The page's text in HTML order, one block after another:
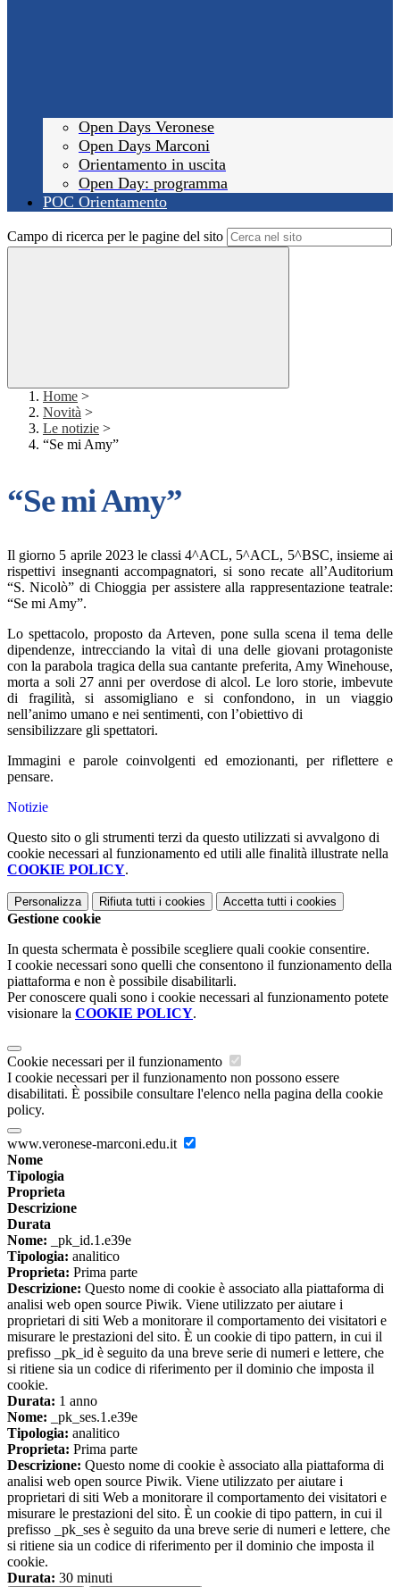
Open Days Veronese
Open Days Marconi
Orientamento in uscita
Open Day: programma
POC Orientamento
Campo di ricerca per le pagine del sito
Home >
Novità >
Le notizie >
“Se mi Amy”
“Se mi Amy”
Il giorno 5 aprile 2023 le classi 4^ACL, 5^ACL, 5^BSC, insieme ai
rispettivi insegnanti accompagnatori, si sono recate all’Auditorium
“S. Nicolò” di Chioggia per assistere alla rappresentazione teatrale:
“Se mi Amy”.
Lo spettacolo, proposto da Arteven, pone sulla scena il tema delle
dipendenze, intrecciando la vitaì di una delle giovani protagoniste
con la parabola tragica della sua cantante preferita, Amy Winehouse,
morta a soli 27 anni per overdose di alcol. Le loro storie, imbevute
di fragilità, si assomigliano e si confondono, in un viaggio
nell’animo umano e nei sentimenti, con l’obiettivo di
sensibilizzare gli spettatori.
Immagini e parole coinvolgenti ed emozionanti, per riflettere e
pensare.
Notizie
Questo sito o gli strumenti terzi da questo utilizzati si avvalgono di
cookie necessari al funzionamento ed utili alle finalità illustrate nella
COOKIE POLICY.
Personalizza Rifiuta tutti i cookies Accetta tutti i cookies
Gestione cookie
In questa schermata è possibile scegliere quali cookie consentire.
I cookie necessari sono quelli che consentono il funzionamento della
piattaforma e non è possibile disabilitarli.
Per conoscere quali sono i cookie necessari al funzionamento potete
visionare la COOKIE POLICY.
Cookie necessari per il funzionamento
I cookie necessari per il funzionamento non possono essere
disabilitati. È possibile consultare l'elenco nella pagina della cookie
policy.
www.veronese-marconi.edu.it
Nome
Tipologia
Proprieta
Descrizione
Durata
Nome: _pk_id.1.e39e
Tipologia: analitico
Proprieta: Prima parte
Descrizione: Questo nome di cookie è associato alla piattaforma di
analisi web open source Piwik. Viene utilizzato per aiutare i
proprietari di siti Web a monitorare il comportamento dei visitatori e
misurare le prestazioni del sito. È un cookie di tipo pattern, in cui il
prefisso _pk_id è seguito da una breve serie di numeri e lettere, che
si ritiene sia un codice di riferimento per il dominio che imposta il
cookie.
Durata: 1 anno
Nome: _pk_ses.1.e39e
Tipologia: analitico
Proprieta: Prima parte
Descrizione: Questo nome di cookie è associato alla piattaforma di
analisi web open source Piwik. Viene utilizzato per aiutare i
proprietari di siti Web a monitorare il comportamento dei visitatori e
misurare le prestazioni del sito. È un cookie di tipo pattern, in cui il
prefisso _pk_ses è seguito da una breve serie di numeri e lettere, che
si ritiene sia un codice di riferimento per il dominio che imposta il
cookie.
Durata: 30 minuti